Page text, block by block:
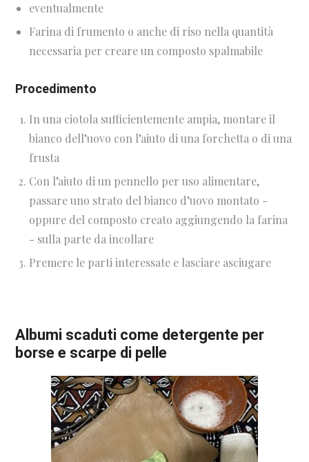
eventualmente
Farina di frumento o anche di riso nella quantità
necessaria per creare un composto spalmabile
Procedimento
In una ciotola sufficientemente ampia, montare il
bianco dell’uovo con l’aiuto di una forchetta o di una
frusta
Con l’aiuto di un pennello per uso alimentare,
passare uno strato del bianco d’uovo montato -
oppure del composto creato aggiungendo la farina
- sulla parte da incollare
Premere le parti interessate e lasciare asciugare
Albumi scaduti come detergente per
borse e scarpe di pelle